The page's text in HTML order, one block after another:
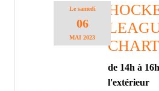
Le samedi
06
MAI 2023
de 14h à
l'extérieur